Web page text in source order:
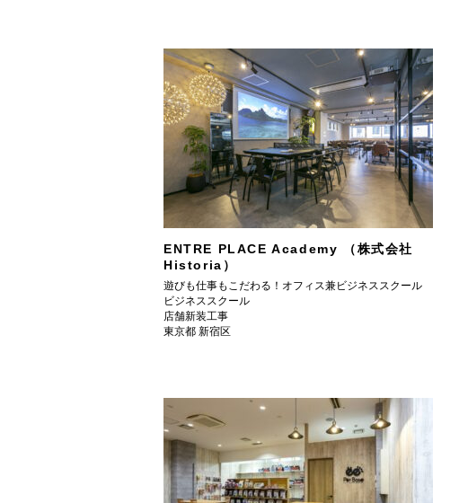
ENTRE PLACE Academy （株式会社
Historia）
遊びも仕事もこだわる！オフィス兼ビジネススクール
ビジネススクール
店舗新装工事
東京都 新宿区